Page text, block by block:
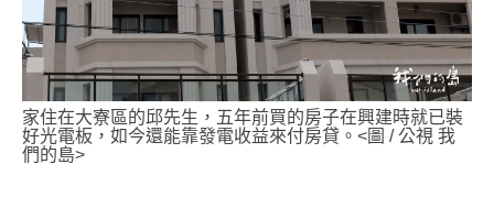
家住在大寮區的邱先生，五年前買的房子在興建時就已裝
好光電板，如今還能靠發電收益來付房貸。<圖 / 公視 我
們的島>